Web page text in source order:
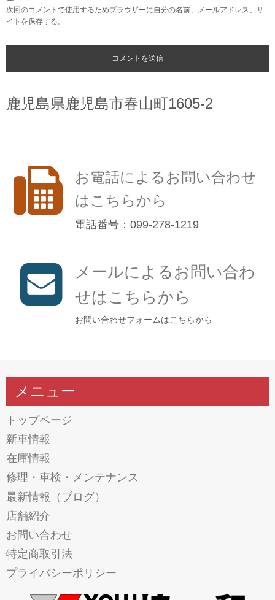
次回のコメントで使用するためブラウザーに自分の名前、メールアドレス、サ
イトを保存する。
鹿児島県鹿児島市春山町1605-2
お電話によるお問い合わせ
はこちらから
電話番号：099-278-1219
メールによるお問い合わ
せはこちらから
お問い合わせフォームはこちらから
メニュー
トップページ
新車情報
在庫情報
修理・車検・メンテナンス
最新情報（ブログ）
店舗紹介
お問い合わせ
特定商取引法
プライバシーポリシー